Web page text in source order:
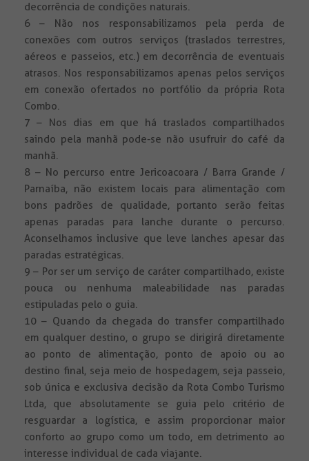
decorrência de condições naturais.
6 – Não nos responsabilizamos pela perda de
conexões com outros serviços (traslados terrestres,
aéreos e passeios, etc.) em decorrência de eventuais
atrasos. Nos responsabilizamos apenas pelos serviços
em conexão ofertados no portfólio da própria Rota
Combo.
7 – Nos dias em que há traslados compartilhados
saindo pela manhã pode-se não usufruir do café da
manhã.
8 – No percurso entre Jericoacoara / Barra Grande /
Parnaíba, não existem locais para alimentação com
bons padrões de qualidade, portanto serão feitas
apenas paradas para lanche durante o percurso.
Aconselhamos inclusive que leve lanches apesar das
paradas estratégicas.
9 – Por ser um serviço de caráter compartilhado, existe
pouca ou nenhuma maleabilidade nas paradas
estipuladas pelo o guia.
10 – Quando da chegada do transfer compartilhado
em qualquer destino, o grupo se dirigirá diretamente
ao ponto de alimentação, ponto de apoio ou ao
destino final, seja meio de hospedagem, seja passeio,
sob única e exclusiva decisão da Rota Combo Turismo
Ltda, que absolutamente se guia pelo critério de
resguardar a logística, e assim proporcionar maior
conforto ao grupo como um todo, em detrimento ao
interesse individual de cada viajante.